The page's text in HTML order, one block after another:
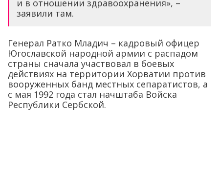
и в отношении здравоохранения», –
заявили там.
Генерал Ратко Младич – кадровый офицер
Югославской народной армии с распадом
страны сначала участвовал в боевых
действиях на территории Хорватии против
вооруженных банд местных сепаратистов, а
с мая 1992 года стал начштаба Войска
Республики Сербской.